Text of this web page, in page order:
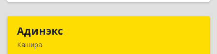
Адинэкс
Кашира